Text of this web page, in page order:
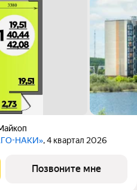
НАКИ», 4 квартал 2026
Позвоните мне